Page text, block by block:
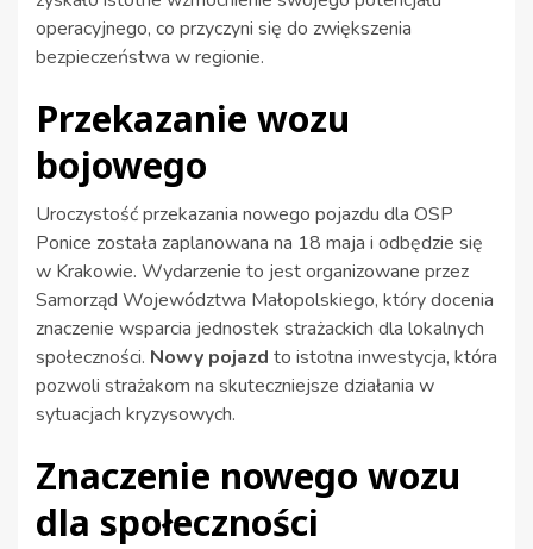
operacyjnego, co przyczyni się do zwiększenia
bezpieczeństwa w regionie.
Przekazanie wozu
bojowego
Uroczystość przekazania nowego pojazdu dla OSP
Ponice została zaplanowana na 18 maja i odbędzie się
w Krakowie. Wydarzenie to jest organizowane przez
Samorząd Województwa Małopolskiego, który docenia
znaczenie wsparcia jednostek strażackich dla lokalnych
społeczności. Nowy pojazd to istotna inwestycja, która
pozwoli strażakom na skuteczniejsze działania w
sytuacjach kryzysowych.
Znaczenie nowego wozu
dla społeczności